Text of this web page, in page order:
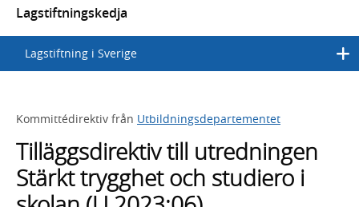
en
lista
med
sökförslag
Lagstiftningskedja
Lagstiftning i Sverige
Kommittédirektiv från Utbildningsdepartementet
Tilläggsdirektiv till utredningen
Stärkt trygghet och studiero i